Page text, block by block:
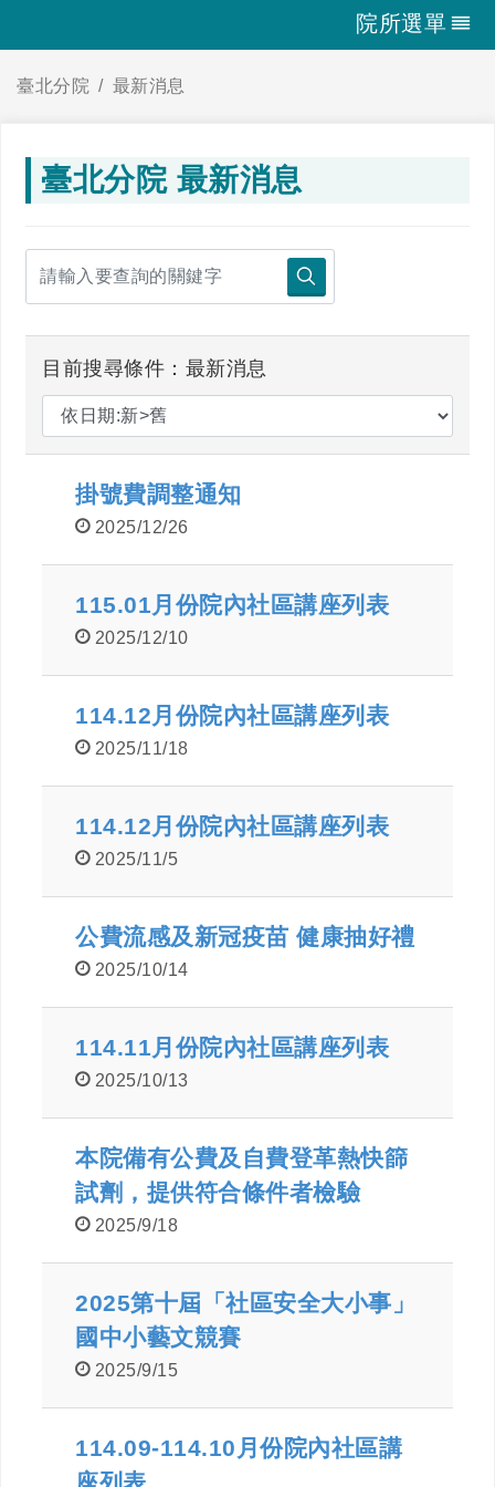
院所選單
臺北分院 最新消息
臺北分院 最新消息
目前搜尋條件：最新消息
掛號費調整通知
2025/12/26
115.01月份院內社區講座列表
2025/12/10
114.12月份院內社區講座列表
2025/11/18
114.12月份院內社區講座列表
2025/11/5
公費流感及新冠疫苗 健康抽好禮
2025/10/14
114.11月份院內社區講座列表
2025/10/13
本院備有公費及自費登革熱快篩
試劑，提供符合條件者檢驗
2025/9/18
2025第十屆「社區安全大小事」
國中小藝文競賽
2025/9/15
114.09-114.10月份院內社區講